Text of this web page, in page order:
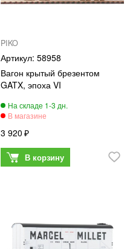
PIKO
58958
Вагон крытый брезентом
GATX, эпоха VI
3 920